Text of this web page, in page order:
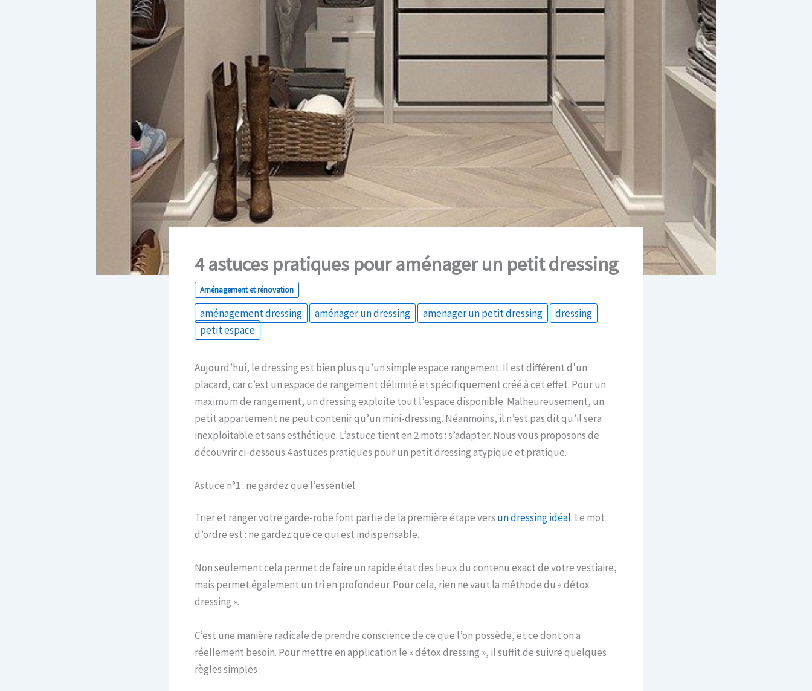
4 astuces pratiques pour aménager un petit dressing
Aménagement et rénovation
aménagement dressing aménager un dressing amenager un petit dressing
dressing
petit espace
Aujourd’hui, le dressing est bien plus qu’un simple espace rangement. Il est différent d’un
placard, car c’est un espace de rangement délimité et spécifiquement créé à cet effet. Pour un
maximum de rangement, un dressing exploite tout l’espace disponible. Malheureusement, un
petit appartement ne peut contenir qu’un mini-dressing. Néanmoins, il n’est pas dit qu’il sera
inexploitable et sans esthétique. L’astuce tient en 2 mots : s’adapter. Nous vous proposons de
découvrir ci-dessous 4 astuces pratiques pour un petit dressing atypique et pratique.
Astuce n°1 : ne gardez que l’essentiel
Trier et ranger votre garde-robe font partie de la première étape vers un dressing idéal. Le mot
d’ordre est : ne gardez que ce qui est indispensable.
Non seulement cela permet de faire un rapide état des lieux du contenu exact de votre vestiaire,
mais permet également un tri en profondeur. Pour cela, rien ne vaut la méthode du « détox
dressing ».
C’est une manière radicale de prendre conscience de ce que l’on possède, et ce dont on a
réellement besoin. Pour mettre en application le « détox dressing », il suffit de suivre quelques
règles simples :